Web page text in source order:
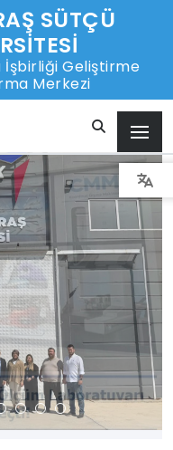
SÜTÇÜ
İşbirliği Geliştirme
Merkezi